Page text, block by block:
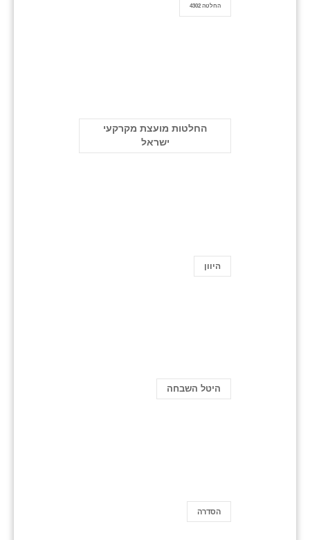
החלטה 4302
החלטות מועצת מקרקעי
ישראל
היוון
היטל השבחה
הסדרה